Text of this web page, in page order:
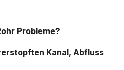
Probleme?
Kanal, Abfluss